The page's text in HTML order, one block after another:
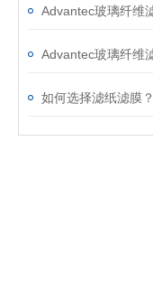
如何选择滤纸滤膜？